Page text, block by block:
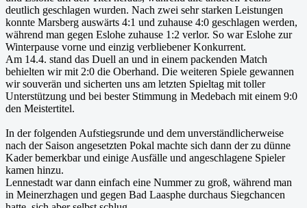
deutlich geschlagen wurden. Nach zwei sehr starken Leistungen
konnte Marsberg auswärts 4:1 und zuhause 4:0 geschlagen werden,
während man gegen Eslohe zuhause 1:2 verlor. So war Eslohe zur
Winterpause vorne und einzig verbliebener Konkurrent.
Am 14.4. stand das Duell an und in einem packenden Match
behielten wir mit 2:0 die Oberhand. Die weiteren Spiele gewannen
wir souverän und sicherten uns am letzten Spieltag mit toller
Unterstützung und bei bester Stimmung in Medebach mit einem 9:0
den Meistertitel.
In der folgenden Aufstiegsrunde und dem unverständlicherweise
nach der Saison angesetzten Pokal machte sich dann der zu dünne
Kader bemerkbar und einige Ausfälle und angeschlagene Spieler
kamen hinzu.
Lennestadt war dann einfach eine Nummer zu groß, während man
in Meinerzhagen und gegen Bad Laasphe durchaus Siegchancen